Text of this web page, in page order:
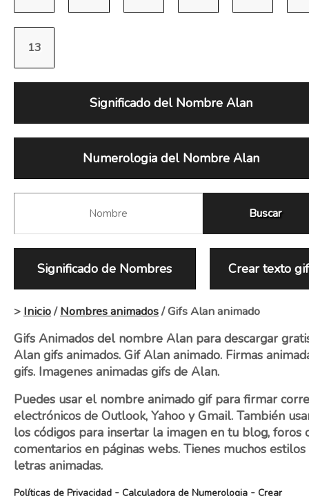
Significado del Nombre Alan
Numerologia del Nombre Alan
Significado de Nombres Crear texto gif
> Inicio/Nombres animados/ Gifs Alan animado
Gifs Animados del nombre Alan para descargar
Alan gifs animados. Gif Alan animado. Firmas
gifs. Imagenes animadas gifs de Alan.
Puedes usar el nombre animado gif para firmar
electrónicos de Outlook, Yahoo y Gmail. También
los códigos para insertar la imagen en tu blog, foros
comentarios en páginas webs. Tienes muchos estilos
letras animadas.
Políticas de Privacidad - Calculadora de Numerologia - Crear